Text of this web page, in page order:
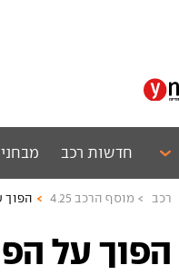
חדשות רכב
רכב מוסף הרכב 4.25 הפוך
הפוך על